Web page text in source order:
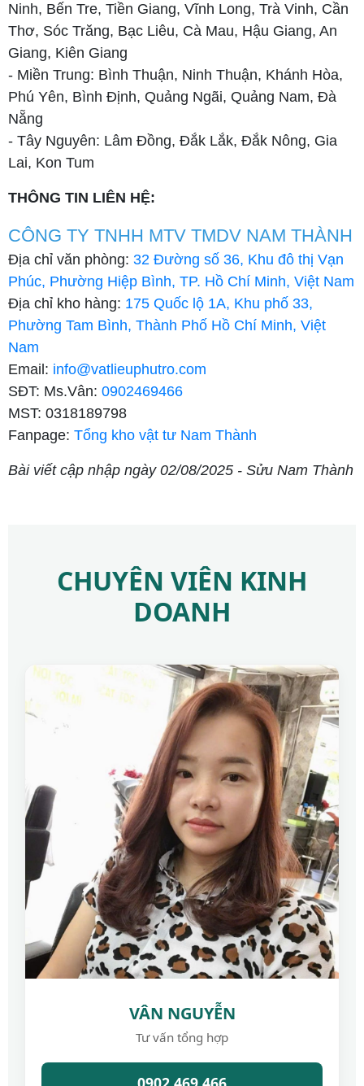
Ninh, Bến Tre, Tiền Giang, Vĩnh Long, Trà Vinh, Cần
Thơ, Sóc Trăng, Bạc Liêu, Cà Mau, Hậu Giang, An
Giang, Kiên Giang
- Miền Trung: Bình Thuận, Ninh Thuận, Khánh Hòa,
Phú Yên, Bình Định, Quảng Ngãi, Quảng Nam, Đà
Nẵng
- Tây Nguyên: Lâm Đồng, Đắk Lắk, Đắk Nông, Gia
Lai, Kon Tum
THÔNG TIN LIÊN HỆ:
CÔNG TY TNHH MTV TMDV NAM THÀNH
Địa chỉ văn phòng: 32 Đường số 36, Khu đô thị Vạn
Phúc, Phường Hiệp Bình, TP. Hồ Chí Minh, Việt Nam
Địa chỉ kho hàng: 175 Quốc lộ 1A, Khu phố 33,
Phường Tam Bình, Thành Phố Hồ Chí Minh, Việt
Nam
Email: info@vatlieuphutro.com
SĐT: Ms.Vân: 0902469466
MST: 0318189798
Fanpage: Tổng kho vật tư Nam Thành
Bài viết cập nhập ngày 02/08/2025 - Sửu Nam Thành
CHUYÊN VIÊN KINH
DOANH
VÂN NGUYỄN
Tư vấn tổng hợp